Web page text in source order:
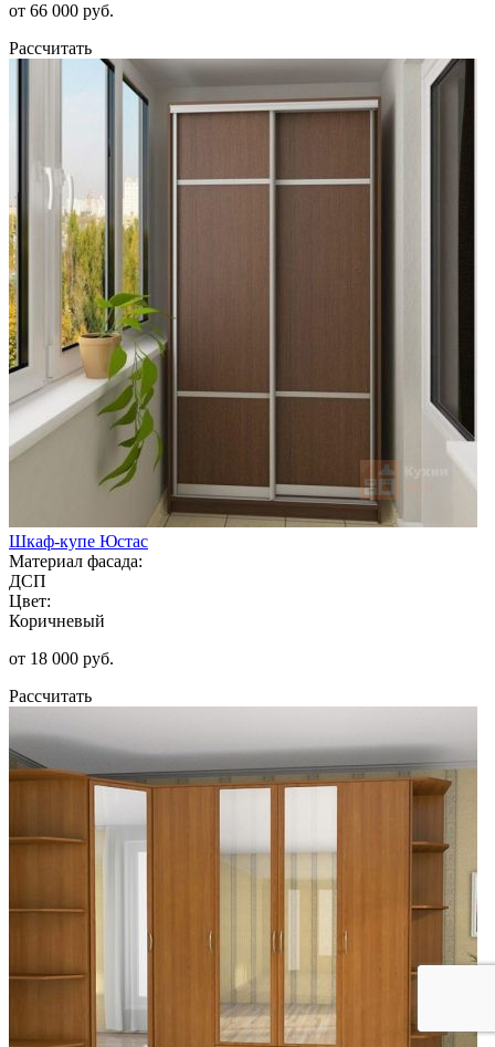
от 66 000 руб.
Рассчитать
Шкаф-купе Юстас
Материал фасада:
ДСП
Цвет:
Коричневый
от 18 000 руб.
Рассчитать